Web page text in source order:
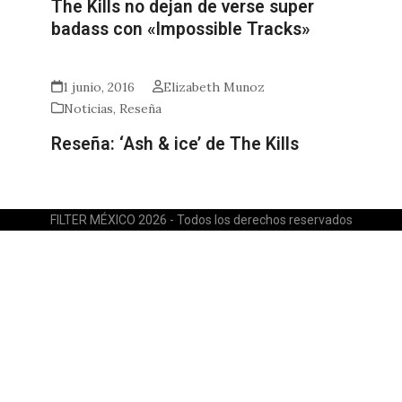
The Kills no dejan de verse super
badass con «Impossible Tracks»
1 junio, 2016
Elizabeth Munoz
Noticias,Reseña
Reseña: ‘Ash & ice’ de The Kills
FILTER MÉXICO 2026 - Todos los derechos reservados